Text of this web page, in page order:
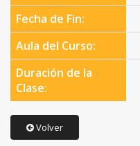
Fecha de Fin:
Aula del Curso:
Duración de la
Clase:
Volver